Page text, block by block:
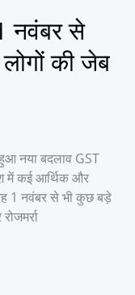
नवंबर से
की जेब
नया बदलाव GST
में कई आर्थिक और
1 नवंबर से भी कुछ बड़े